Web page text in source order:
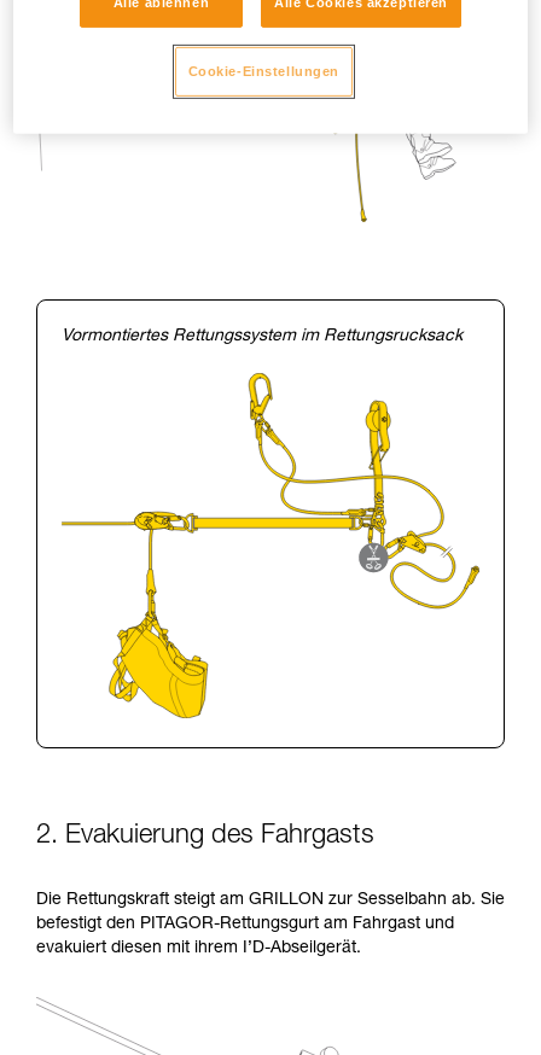
Vormontiertes Rettungssystem im Rettungsrucksack
2. Evakuierung des Fahrgasts
Die Rettungskraft steigt am GRILLON zur Sesselbahn ab. Sie
befestigt den PITAGOR-Rettungsgurt am Fahrgast und
evakuiert diesen mit ihrem I’D-Abseilgerät.
Cookie-Einstellungen